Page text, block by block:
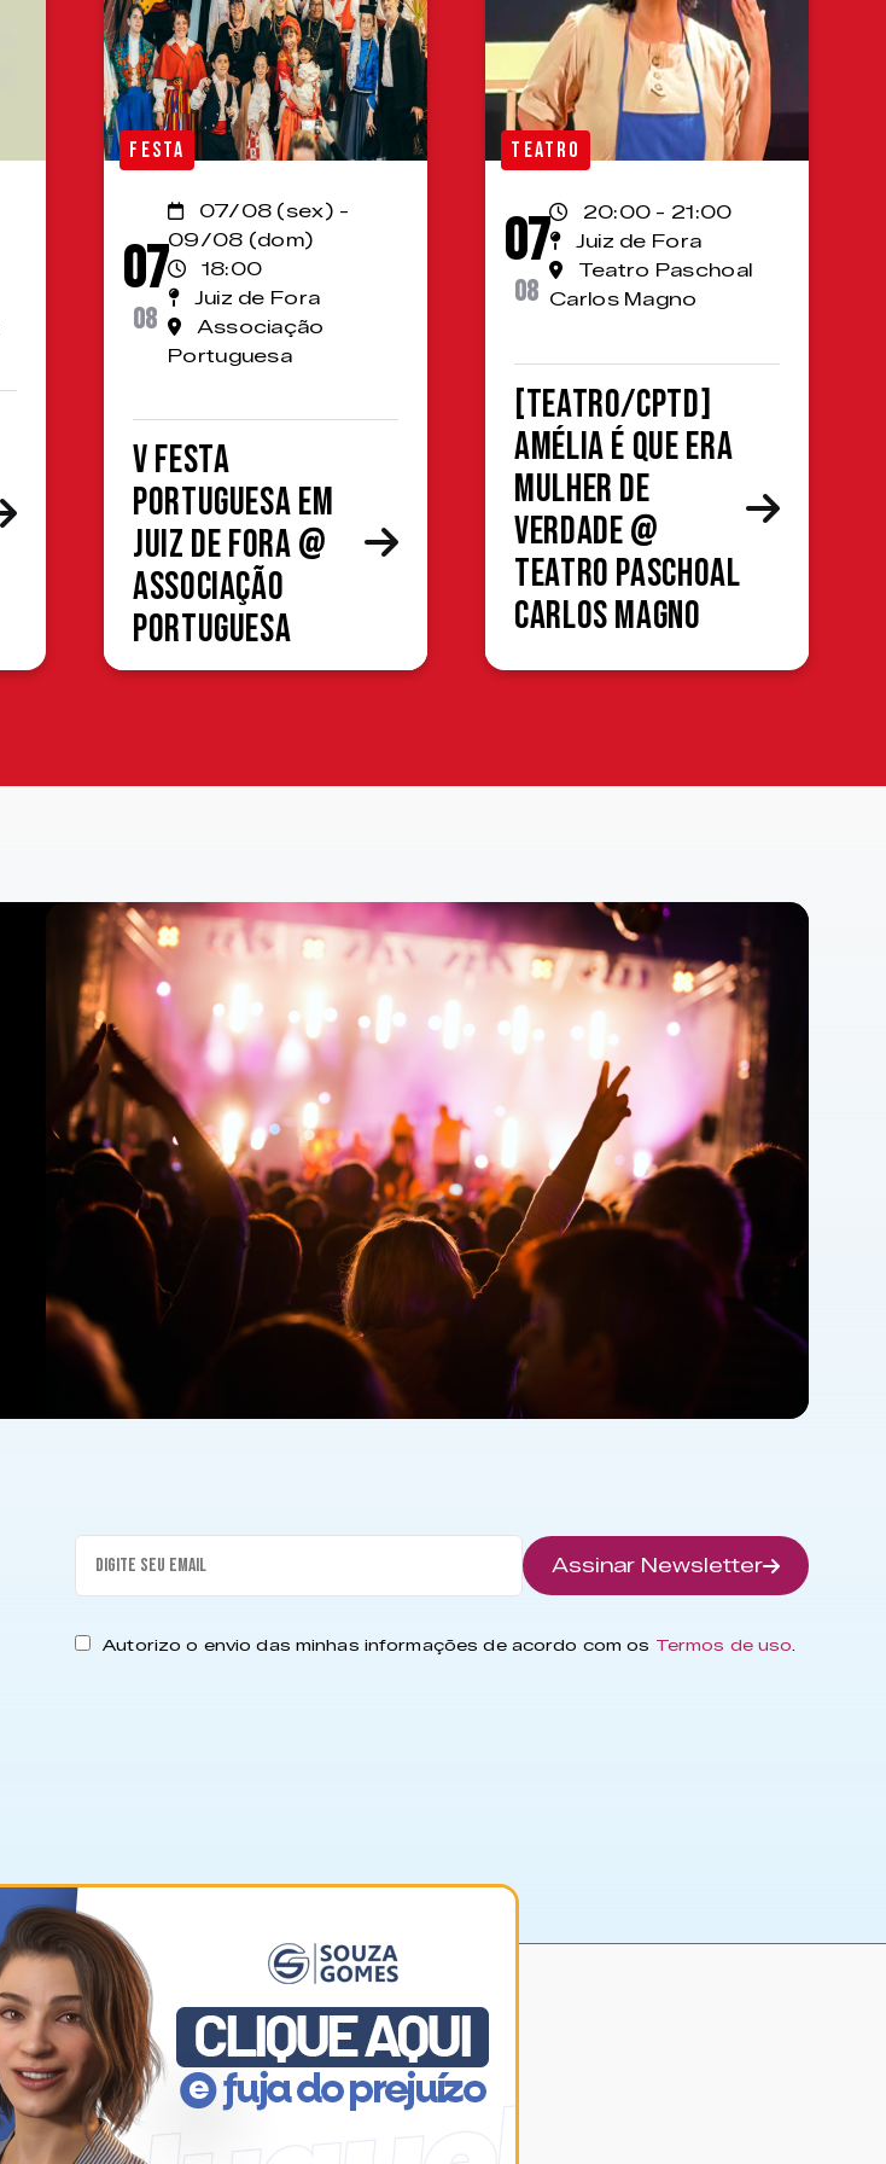
FESTA
07
08
07/08 (sex) -
09/08 (dom)
18:00
Juiz de Fora
Associação
Portuguesa
V Festa
Portuguesa em
Juiz de Fora @
Associação
Portuguesa
TEATRO
07
08
20:00 - 21:00
Juiz de Fora
Teatro Paschoal
Carlos Magno
[TEATRO/CPTD]
Amélia é que era
mulher de
verdade @
Teatro Paschoal
Carlos Magno
Assinar Newsletter
Autorizo o envio das minhas informações de acordo com os Termos de uso